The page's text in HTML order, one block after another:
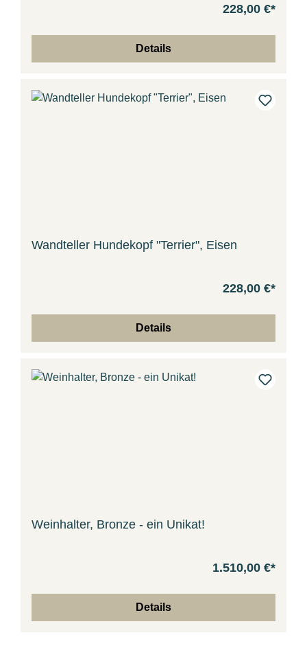
228,00 €*
Details
Wandteller Hundekopf "Terrier", Eisen
228,00 €*
Details
Weinhalter, Bronze - ein Unikat!
1.510,00 €*
Details